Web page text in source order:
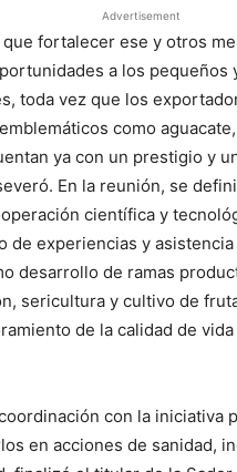
Advertisement
que fortalecer ese y otros
a los pequeños
toda vez que los
como
ya con un prestigio y
En la reunión, se
científica y
de experiencias y
desarrollo de ramas
sericultura y cultivo de
de la calidad de
con la iniciativa
en acciones de sanidad,